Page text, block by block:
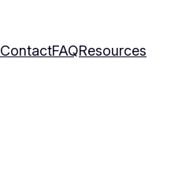
ContactFAQResources